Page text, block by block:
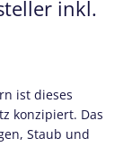
inkl.
ist dieses
konzipiert. Das
Staub und